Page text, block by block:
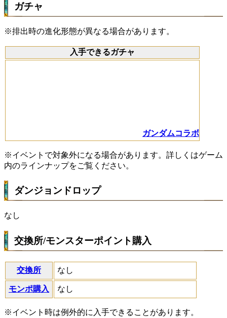
ガチャ
※排出時の進化形態が異なる場合があります。
入手できるガチャ
ガンダムコラボ
※イベントで対象外になる場合があります。詳しくはゲーム
内のラインナップをご覧ください。
ダンジョンドロップ
なし
交換所/モンスターポイント購入
交換所 なし
モンポ購入 なし
※イベント時は例外的に入手できることがあります。